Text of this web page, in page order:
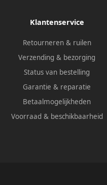
Klantenservice
Retourneren & ruilen
Verzending & bezorging
Status van bestelling
Garantie & reparatie
Betaalmogelijkheden
Voorraad & beschikbaarheid